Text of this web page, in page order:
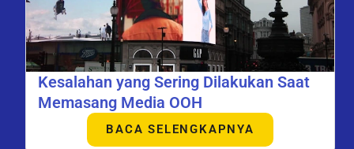
Kesalahan yang Sering Dilakukan Saat
Memasang Media OOH
BACA SELENGKAPNYA